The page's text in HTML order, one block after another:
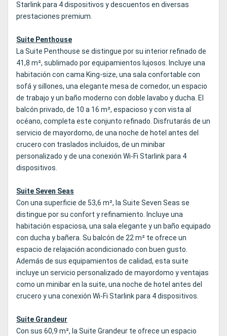
Starlink para 4 dispositivos y descuentos en diversas
prestaciones premium.
Suite Penthouse
La Suite Penthouse se distingue por su interior refinado de
41,8 m², sublimado por equipamientos lujosos. Incluye una
habitación con cama King‑size, una sala confortable con
sofá y sillones, una elegante mesa de comedor, un espacio
de trabajo y un baño moderno con doble lavabo y ducha. El
balcón privado, de 10 a 16 m², espacioso y con vista al
océano, completa este conjunto refinado. Disfrutarás de un
servicio de mayordomo, de una noche de hotel antes del
crucero con traslados incluidos, de un minibar
personalizado y de una conexión Wi‑Fi Starlink para 4
dispositivos.
Suite Seven Seas
Con una superficie de 53,6 m², la Suite Seven Seas se
distingue por su confort y refinamiento. Incluye una
habitación espaciosa, una sala elegante y un baño equipado
con ducha y bañera. Su balcón de 22 m² te ofrece un
espacio de relajación acondicionado con buen gusto.
Además de sus equipamientos de calidad, esta suite
incluye un servicio personalizado de mayordomo y ventajas
como un minibar en la suite, una noche de hotel antes del
crucero y una conexión Wi‑Fi Starlink para 4 dispositivos.
Suite Grandeur
Con sus 60,9 m², la Suite Grandeur te ofrece un espacio